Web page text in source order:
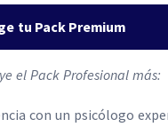
tu Pack Premium
el Pack Profesional más:
con un psicólogo